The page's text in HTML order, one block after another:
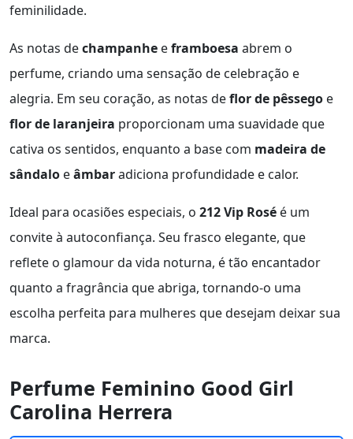
feminilidade.
As notas dechampanhe eframboesa abrem o
perfume, criando uma sensação de celebração e
alegria. Em seu coração, as notas deflor de pêssego e
flor de laranjeira proporcionam uma suavidade que
cativa os sentidos, enquanto a base com madeira de
sândalo eâmbaradiciona profundidade e calor.
Ideal para ocasiões especiais, o 212 Vip Rosé é um
convite à autoconfiança. Seu frasco elegante, que
reflete o glamour da vida noturna, é tão encantador
quanto a fragrância que abriga, tornando-o uma
escolha perfeita para mulheres que desejam deixar sua
marca.
Perfume Feminino Good Girl
Carolina Herrera